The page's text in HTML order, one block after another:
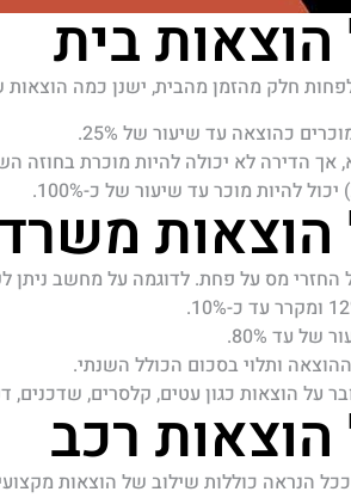
בית
חלק מהזמן מהבית, ישנן כמה הוצאות
כהוצאה עד שיעור של 25%.
אך הדירה לא יכולה להיות מוכרת בחוזה
להיות מוכר עד שיעור של כ-100%.
מס על פחת. לדוגמה על מחשב ניתן לקבל החזר
עד 80%.
על הוצאות כגון עטים, קלסרים, שדכנים,
רכב
הנראה כוללות שילוב של הוצאות